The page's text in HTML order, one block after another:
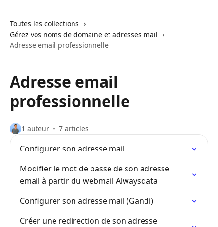
Toutes les collections
Gérez vos noms de domaine et adresses mail
Adresse email professionnelle
Adresse email
professionnelle
1 auteur 7 articles
Configurer son adresse mail
Modifier le mot de passe de son adresse
email à partir du webmail Alwaysdata
Configurer son adresse mail (Gandi)
Créer une redirection de son adresse